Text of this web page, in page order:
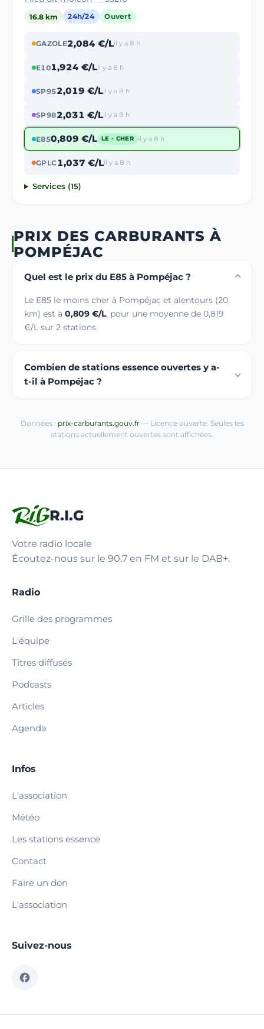
16.8 km 24h/24 Ouvert
GAZOLE2,084 €/Lil y a 8 h
E101,924 €/Lil y a 8 h
SP952,019 €/Lil y a 8 h
SP982,031 €/Lil y a 8 h
E850,809 €/L LE - CHER il y a 8 h
GPLC1,037 €/Lil y a 8 h
Services (15)
PRIX DES CARBURANTS À
POMPÉJAC
Quel est le prix du E85 à Pompéjac ?
Le E85 le moins cher à Pompéjac et alentours (20
km) est à 0,809 €/L, pour une moyenne de 0,819
€/L sur 2 stations.
Combien de stations essence ouvertes y a-
t-il à Pompéjac ?
Données : prix-carburants.gouv.fr— Licence ouverte. Seules les
stations actuellement ouvertes sont affichées.
R.I.G
Votre radio locale
Écoutez-nous sur le 90.7 en FM et sur le DAB+.
Radio
Grille des programmes
L'équipe
Titres diffusés
Podcasts
Articles
Agenda
Infos
L'association
Météo
Les stations essence
Contact
Faire un don
L'association
Suivez-nous